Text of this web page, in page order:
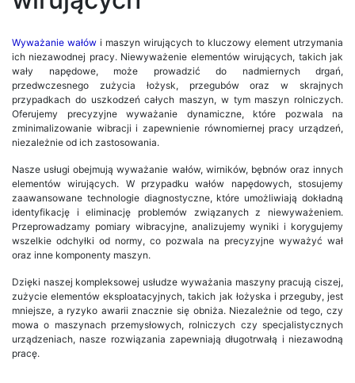
Wyważanie wałów i maszyn wirujących to kluczowy element utrzymania
ich niezawodnej pracy. Niewyważenie elementów wirujących, takich jak
wały napędowe, może prowadzić do nadmiernych drgań,
przedwczesnego zużycia łożysk, przegubów oraz w skrajnych
przypadkach do uszkodzeń całych maszyn, w tym maszyn rolniczych.
Oferujemy precyzyjne wyważanie dynamiczne, które pozwala na
zminimalizowanie wibracji i zapewnienie równomiernej pracy urządzeń,
niezależnie od ich zastosowania.
Nasze usługi obejmują wyważanie wałów, wirników, bębnów oraz innych
elementów wirujących. W przypadku wałów napędowych, stosujemy
zaawansowane technologie diagnostyczne, które umożliwiają dokładną
identyfikację i eliminację problemów związanych z niewyważeniem.
Przeprowadzamy pomiary wibracyjne, analizujemy wyniki i korygujemy
wszelkie odchyłki od normy, co pozwala na precyzyjne wyważyć wał
oraz inne komponenty maszyn.
Dzięki naszej kompleksowej usłudze wyważania maszyny pracują ciszej,
zużycie elementów eksploatacyjnych, takich jak łożyska i przeguby, jest
mniejsze, a ryzyko awarii znacznie się obniża. Niezależnie od tego, czy
mowa o maszynach przemysłowych, rolniczych czy specjalistycznych
urządzeniach, nasze rozwiązania zapewniają długotrwałą i niezawodną
pracę.